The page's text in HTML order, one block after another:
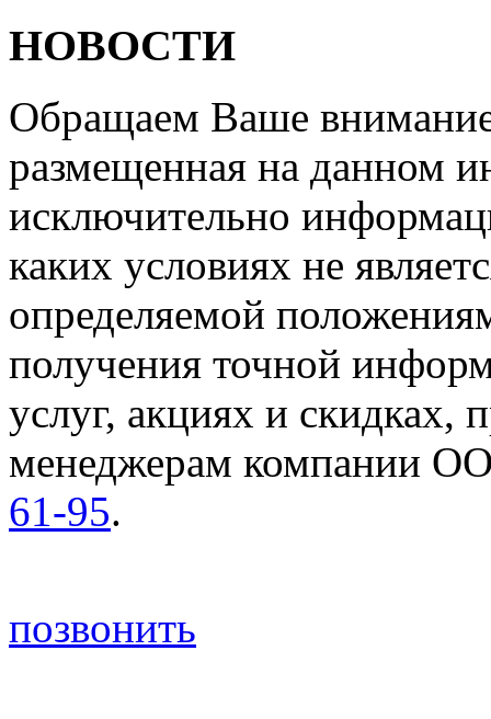
НОВОСТИ
Обращаем Ваше
размещенная на данном
исключительно
каких условиях не
определяемой
получения точной
услуг, акциях и скидках,
менеджерам компании
61-95.
позвонить